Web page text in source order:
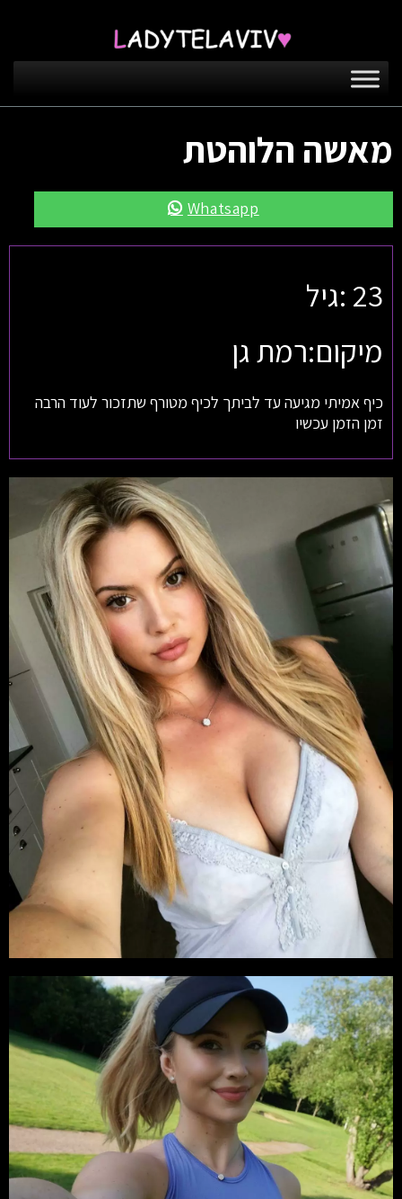
מאשה הלוהטת
Whatsapp
23 :גיל
מיקום:רמת גן
כיף אמיתי מגיעה עד לביתך לכיף מטורף שתזכור לעוד הרבה
זמן הזמן עכשיו